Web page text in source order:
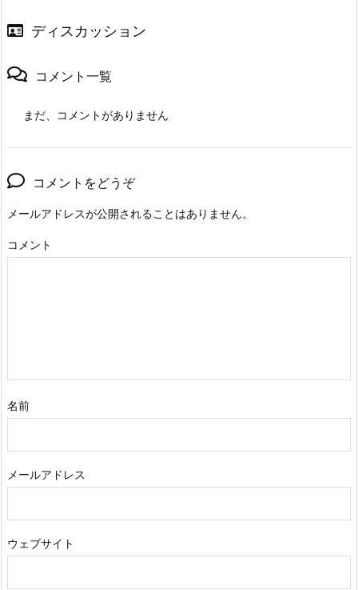
ディスカッション
コメント一覧
まだ、コメントがありません
コメントをどうぞ
メールアドレスが公開されることはありません。
コメント
名前
メールアドレス
ウェブサイト